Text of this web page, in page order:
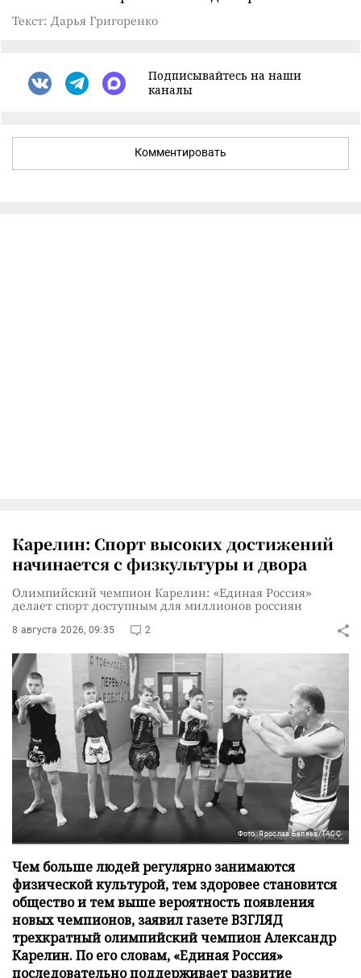
Текст: Дарья Григоренко
Подписывайтесь на наши
каналы
Комментировать
Карелин: Спорт высоких достижений
начинается с физкультуры и двора
Олимпийский чемпион Карелин: «Единая Россия»
делает спорт доступным для миллионов россиян
8 августа 2026, 09:35 2
Фото: Ярослав Беляев/ТАСС
Чем больше людей регулярно занимаются
физической культурой, тем здоровее становится
общество и тем выше вероятность появления
новых чемпионов, заявил газете ВЗГЛЯД
трехкратный олимпийский чемпион Александр
Карелин. По его словам, «Единая Россия»
последовательно поддерживает развитие